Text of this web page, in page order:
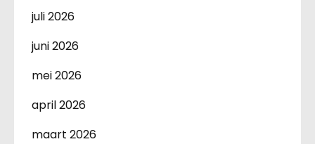
juli 2026
juni 2026
mei 2026
april 2026
maart 2026